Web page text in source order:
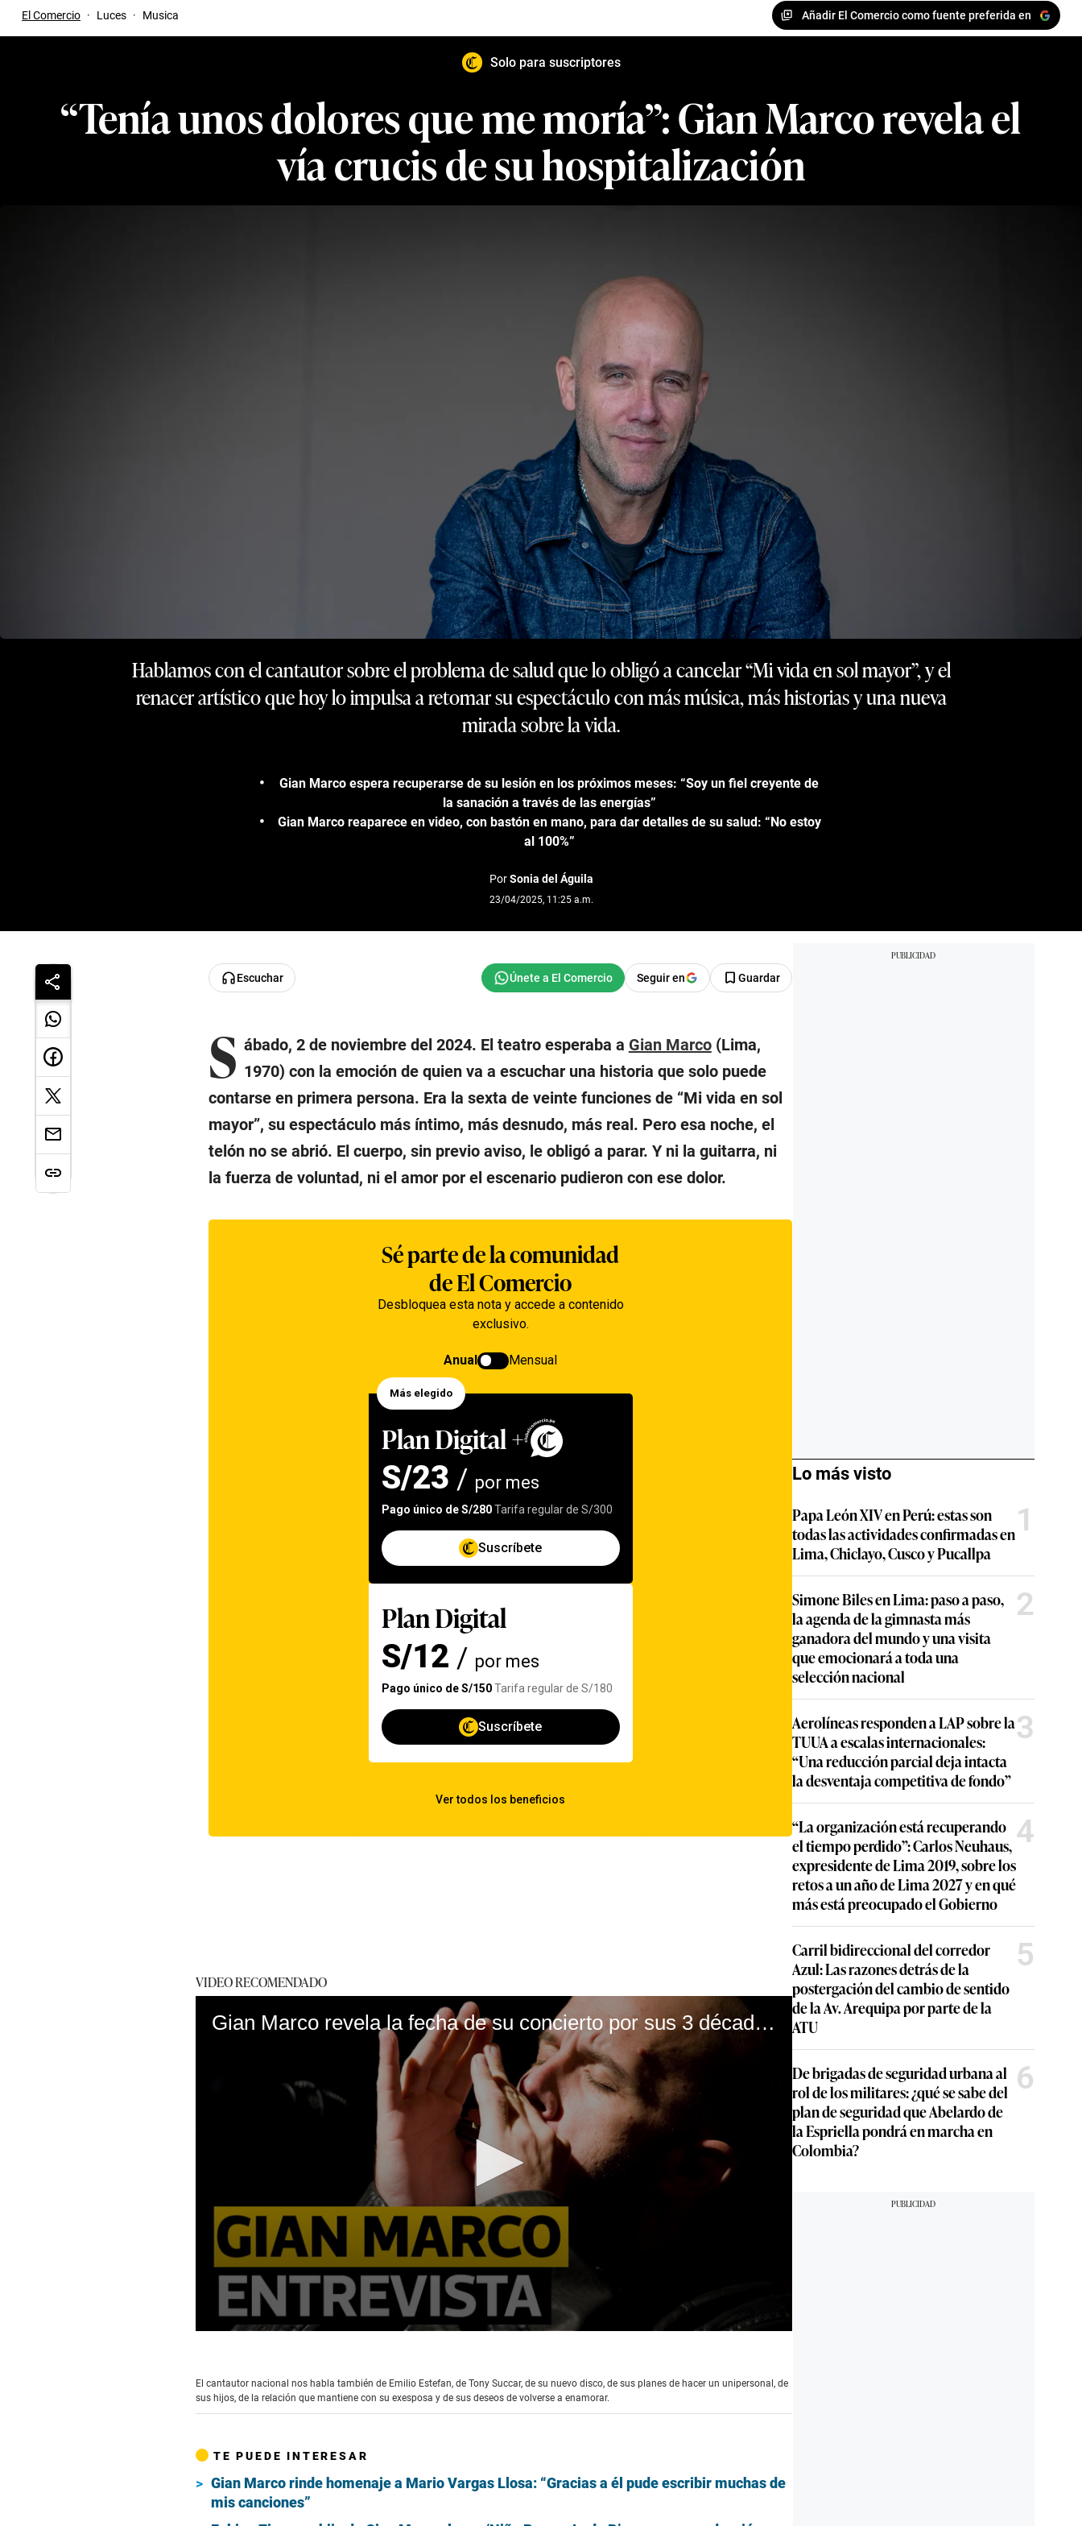
El Comercio · Luces · Musica Añadir El Comercio como fuente preferida en
Solo para suscriptores
“Tenía unos dolores que me moría”: Gian Marco revela el
vía crucis de su hospitalización
Hablamos con el cantautor sobre el problema de salud que lo obligó a cancelar “Mi vida en sol mayor”, y el
renacer artístico que hoy lo impulsa a retomar su espectáculo con más música, más historias y una nueva
mirada sobre la vida.
Gian Marco espera recuperarse de su lesión en los próximos meses: “Soy un fiel creyente de
la sanación a través de las energías”
Gian Marco reaparece en video, con bastón en mano, para dar detalles de su salud: “No estoy
al 100%”
PorSonia del Águila
23/04/2025, 11:25 a.m.
Escuchar Seguir en Guardar
S ábado, 2 de noviembre del 2024. El teatro esperaba a Gian Marco(Lima,
1970) con la emoción de quien va a escuchar una historia que solo puede
contarse en primera persona. Era la sexta de veinte funciones de “Mi vida en sol
mayor”, su espectáculo más íntimo, más desnudo, más real. Pero esa noche, el
telón no se abrió. El cuerpo, sin previo aviso, le obligó a parar. Y ni la guitarra, ni
la fuerza de voluntad, ni el amor por el escenario pudieron con ese dolor.
VIDEO RECOMENDADO
Gian Marco revela la fecha de su concierto por sus 3 décadas de trayectoria artística
minutes,
37
secondsVolume
El cantautor nacional nos habla también de Emilio Estefan, de Tony Succar, de su nuevo disco, de sus planes de hacer un unipersonal, de
sus hijos, de la relación que mantiene con su exesposa y de sus deseos de volverse a enamorar.
TE PUEDE INTERESAR
Gian Marco rinde homenaje a Mario Vargas Llosa: “Gracias a él pude escribir muchas de
mis canciones”
Lo más visto
Papa León XIV en Perú: estas son
todas las actividades confirmadas en
Lima, Chiclayo, Cusco y Pucallpa
1
Simone Biles en Lima: paso a paso,
la agenda de la gimnasta más
ganadora del mundo y una visita
que emocionará a toda una
selección nacional
2
Aerolíneas responden a LAP sobre la
TUUA a escalas internacionales:
“Una reducción parcial deja intacta
la desventaja competitiva de fondo”
3
“La organización está recuperando
el tiempo perdido”: Carlos Neuhaus,
expresidente de Lima 2019, sobre los
retos a un año de Lima 2027 y en qué
más está preocupado el Gobierno
4
Carril bidireccional del corredor
Azul: Las razones detrás de la
postergación del cambio de sentido
de la Av. Arequipa por parte de la
ATU
5
De brigadas de seguridad urbana al
rol de los militares: ¿qué se sabe del
plan de seguridad que Abelardo de
la Espriella pondrá en marcha en
Colombia?
6